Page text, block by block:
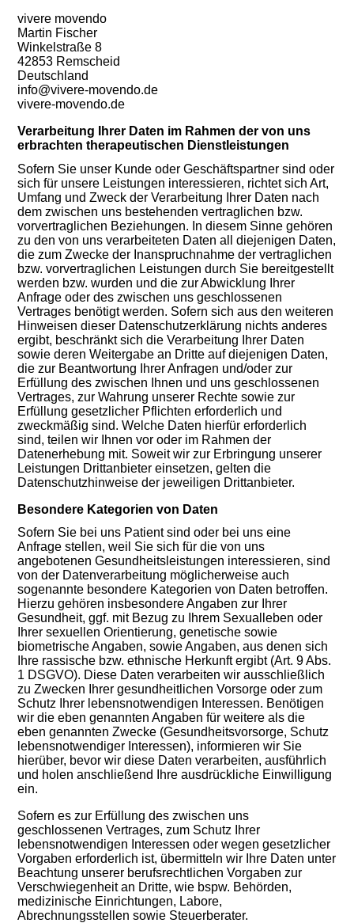
vivere movendo
Martin Fischer
Winkelstraße 8
42853 Remscheid
Deutschland
info@vivere-movendo.de
vivere-movendo.de
Verarbeitung Ihrer Daten im Rahmen der von uns
erbrachten therapeutischen Dienstleistungen
Sofern Sie unser Kunde oder Geschäftspartner sind oder
sich für unsere Leistungen interessieren, richtet sich Art,
Umfang und Zweck der Verarbeitung Ihrer Daten nach
dem zwischen uns bestehenden vertraglichen bzw.
vorvertraglichen Beziehungen. In diesem Sinne gehören
zu den von uns verarbeiteten Daten all diejenigen Daten,
die zum Zwecke der Inanspruchnahme der vertraglichen
bzw. vorvertraglichen Leistungen durch Sie bereitgestellt
werden bzw. wurden und die zur Abwicklung Ihrer
Anfrage oder des zwischen uns geschlossenen
Vertrages benötigt werden. Sofern sich aus den weiteren
Hinweisen dieser Datenschutzerklärung nichts anderes
ergibt, beschränkt sich die Verarbeitung Ihrer Daten
sowie deren Weitergabe an Dritte auf diejenigen Daten,
die zur Beantwortung Ihrer Anfragen und/oder zur
Erfüllung des zwischen Ihnen und uns geschlossenen
Vertrages, zur Wahrung unserer Rechte sowie zur
Erfüllung gesetzlicher Pflichten erforderlich und
zweckmäßig sind. Welche Daten hierfür erforderlich
sind, teilen wir Ihnen vor oder im Rahmen der
Datenerhebung mit. Soweit wir zur Erbringung unserer
Leistungen Drittanbieter einsetzen, gelten die
Datenschutzhinweise der jeweiligen Drittanbieter.
Besondere Kategorien von Daten
Sofern Sie bei uns Patient sind oder bei uns eine
Anfrage stellen, weil Sie sich für die von uns
angebotenen Gesundheitsleistungen interessieren, sind
von der Datenverarbeitung möglicherweise auch
sogenannte besondere Kategorien von Daten betroffen.
Hierzu gehören insbesondere Angaben zur Ihrer
Gesundheit, ggf. mit Bezug zu Ihrem Sexualleben oder
Ihrer sexuellen Orientierung, genetische sowie
biometrische Angaben, sowie Angaben, aus denen sich
Ihre rassische bzw. ethnische Herkunft ergibt (Art. 9 Abs.
1 DSGVO). Diese Daten verarbeiten wir ausschließlich
zu Zwecken Ihrer gesundheitlichen Vorsorge oder zum
Schutz Ihrer lebensnotwendigen Interessen. Benötigen
wir die eben genannten Angaben für weitere als die
eben genannten Zwecke (Gesundheitsvorsorge, Schutz
lebensnotwendiger Interessen), informieren wir Sie
hierüber, bevor wir diese Daten verarbeiten, ausführlich
und holen anschließend Ihre ausdrückliche Einwilligung
ein.
Sofern es zur Erfüllung des zwischen uns
geschlossenen Vertrages, zum Schutz Ihrer
lebensnotwendigen Interessen oder wegen gesetzlicher
Vorgaben erforderlich ist, übermitteln wir Ihre Daten unter
Beachtung unserer berufsrechtlichen Vorgaben zur
Verschwiegenheit an Dritte, wie bspw. Behörden,
medizinische Einrichtungen, Labore,
Abrechnungsstellen sowie Steuerberater.